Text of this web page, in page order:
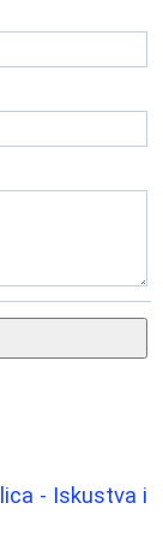
- Iskustva i